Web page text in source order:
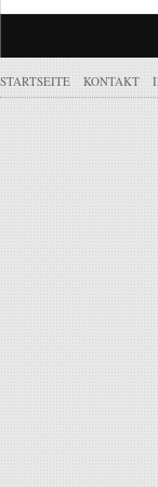
STARTSEITE KONTAKT